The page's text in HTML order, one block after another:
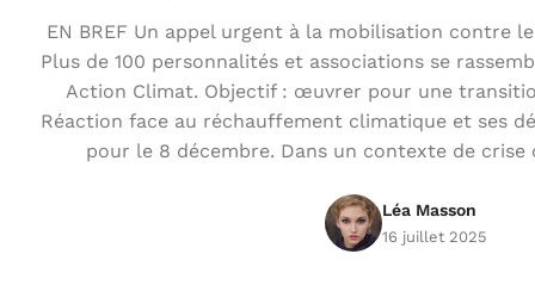
EN BREF Un appel urgent à la mobilisation contre
Plus de 100 personnalités et associations se
Action Climat. Objectif : œuvrer pour une
Réaction face au réchauffement climatique et ses
pour le 8 décembre. Dans un contexte de
Léa Masson
16 juillet 2025